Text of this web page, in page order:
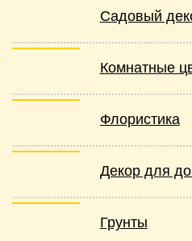
Садовый
Комнатные
Флористика
Декор для
Грунты